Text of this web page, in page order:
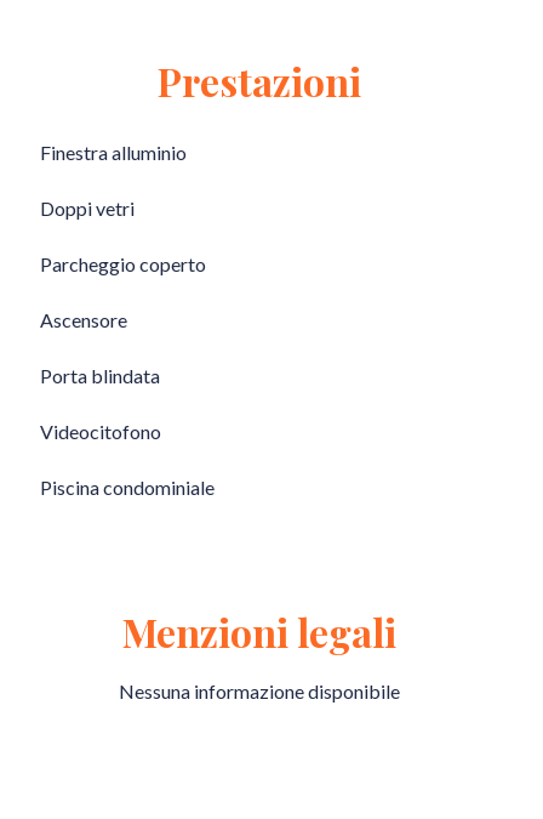
Prestazioni
Finestra alluminio
Doppi vetri
Parcheggio coperto
Ascensore
Porta blindata
Videocitofono
Piscina condominiale
Menzioni legali
Nessuna informazione disponibile